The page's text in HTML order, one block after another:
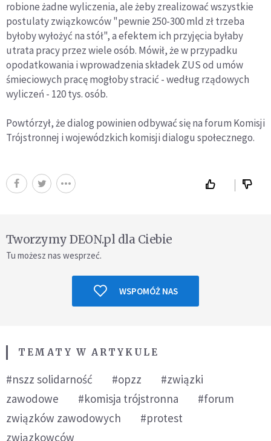
robione żadne wyliczenia, ale żeby zrealizować wszystkie
postulaty związkowców "pewnie 250-300 mld zł trzeba
byłoby wyłożyć na stół", a efektem ich przyjęcia byłaby
utrata pracy przez wiele osób. Mówił, że w przypadku
opodatkowania i wprowadzenia składek ZUS od umów
śmieciowych pracę mogłoby stracić - według rządowych
wyliczeń - 120 tys. osób.
Powtórzył, że dialog powinien odbywać się na forum Komisji
Trójstronnej i wojewódzkich komisji dialogu społecznego.
Tworzymy DEON.pl dla Ciebie
Tu możesz nas wesprzeć.
WSPOMÓŻ NAS
TEMATY W ARTYKULE
#nszz solidarność #opzz
#związki
zawodowe
#komisja trójstronna
#forum
związków zawodowych
#protest
związkowców